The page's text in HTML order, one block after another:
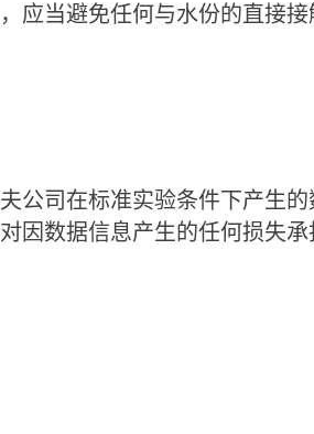
应当避免任何与水份的直接
公司在标准实验条件下产生
因数据信息产生的任何损失承